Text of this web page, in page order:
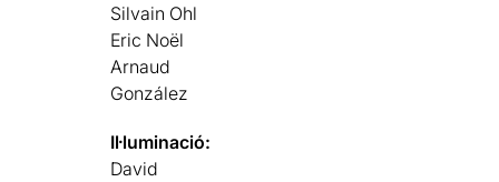
Silvain Ohl
Eric Noël
Arnaud
González
Il·luminació:
David